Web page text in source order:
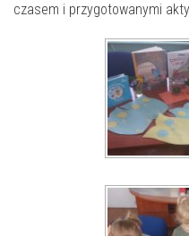
czasem i przygotowanymi